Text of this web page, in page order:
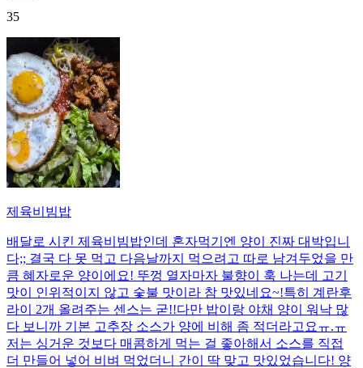
35
제육비빔밥
배달로 시킨 제육비빔밥인데 혼자먹기엔 양이 진짜 대박입니
다;; 결국 다 못 먹고 다음날까지 먹으려고 따로 남겨두었을 만
큼 혜자로운 양이에요! 뚜껑 열자마자 불향이 훅 나는데 고기
맛이 인위적이지 않고 숯불 맛이라 참 맛있네요~!특히 계란후
라이 2개 올려주는 센스는 굳!! ​다만 밥이랑 야채 양이 워낙 많
다 보니까 기본 고추장 소스가 양에 비해 좀 적더라고요ㅠ.ㅠ
저는 싱거운 것보다 매콤하게 먹는 걸 좋아해서 소스를 직접
더 만들어 넣어 비벼 먹었더니 간이 딱 맞고 맛있었습니다! 양